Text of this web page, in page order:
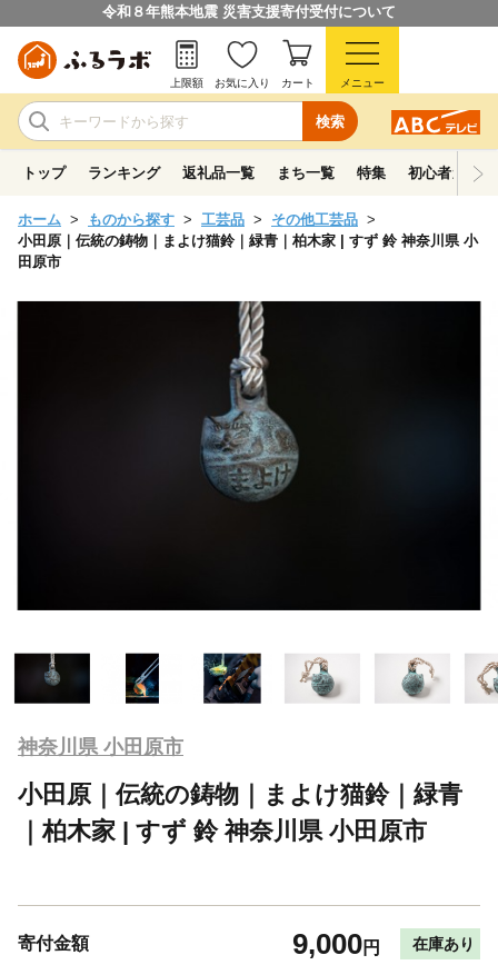
令和８年熊本地震 災害支援寄付受付について
検索
上限額 お気に入り カート メニュー
トップ ランキング 返礼品一覧 まち一覧 特集 初心者ガイド
ホーム ものから探す 工芸品
その他工芸品
小田原｜伝統の鋳物｜まよけ猫鈴｜緑青｜柏木家 | すず 鈴 神奈川県 小
田原市
神奈川県 小田原市
小田原｜伝統の鋳物｜まよけ猫鈴｜緑青
｜柏木家 | すず 鈴 神奈川県 小田原市
寄付金額 9,000円 在庫あり